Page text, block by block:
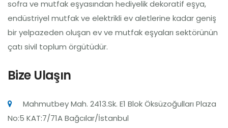
sofra ve mutfak eşyasından hediyelik dekoratif eşya,
endüstriyel mutfak ve elektrikli ev aletlerine kadar geniş
bir yelpazeden oluşan ev ve mutfak eşyaları sektörünün
çatı sivil toplum örgütüdür.
Bize Ulaşın
Mahmutbey Mah. 2413.Sk. E1 Blok Öksüzoğulları Plaza
No:5 KAT:7/71A Bağcılar/İstanbul